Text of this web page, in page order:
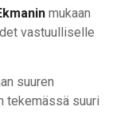
mukaan
vastuulliselle
suuren
tekemässä suuri